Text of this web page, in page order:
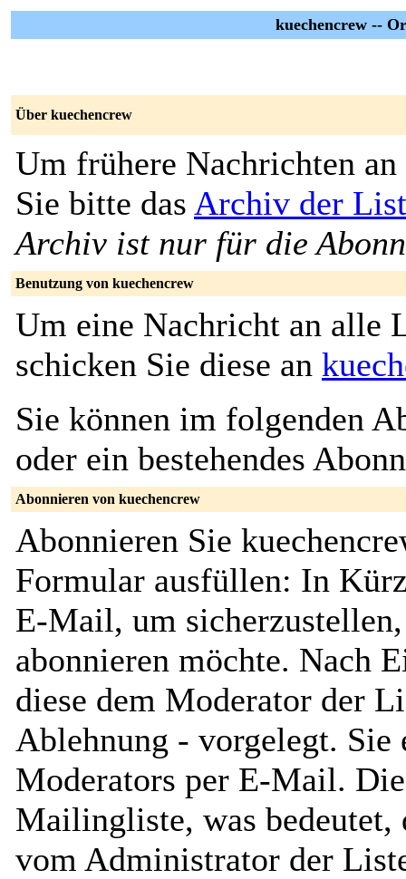
kuechencrew --
Über kuechencrew
Um frühere Nachrichten an
Sie bitte das Archiv der
Archiv ist nur für die
Benutzung von kuechencrew
Um eine Nachricht an alle
schicken Sie diese an
Sie können im folgenden
oder ein bestehendes
Abonnieren von kuechencrew
Abonnieren Sie
Formular ausfüllen: In
E-Mail, um
abonnieren möchte. Nach
diese dem Moderator der
Ablehnung - vorgelegt. Sie
Moderators per E-Mail.
Mailingliste, was bedeutet,
vom Administrator der